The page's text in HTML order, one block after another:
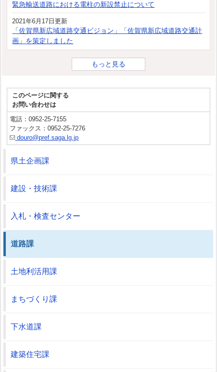
緊急輸送道路における電柱の新設禁止について
2021年6月17日更新
「佐賀県新広域道路交通ビジョン」「佐賀県新広域道路交通計
画」を策定しました
もっと見る
このページに関する
お問い合わせは
電話：0952-25-7155
ファックス：0952-25-7276
douro@pref.saga.lg.jp
県土企画課
建設・技術課
入札・検査センター
道路課
土地利活用課
まちづくり課
下水道課
建築住宅課